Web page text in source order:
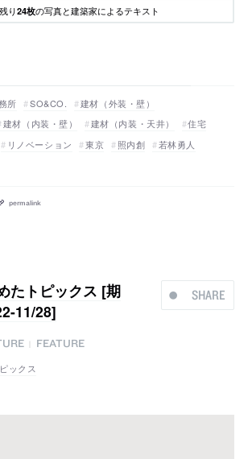
残り24枚の写真と建築家によるテキスト
所 SO&CO.
建材（外装・壁）
建材（内装・壁） 建材（内装・天井）
住宅
リノベーション 東京 照内創 若林勇人
permalink
SHARE
たトピックス [期
11/28]
FEATURE
ックス